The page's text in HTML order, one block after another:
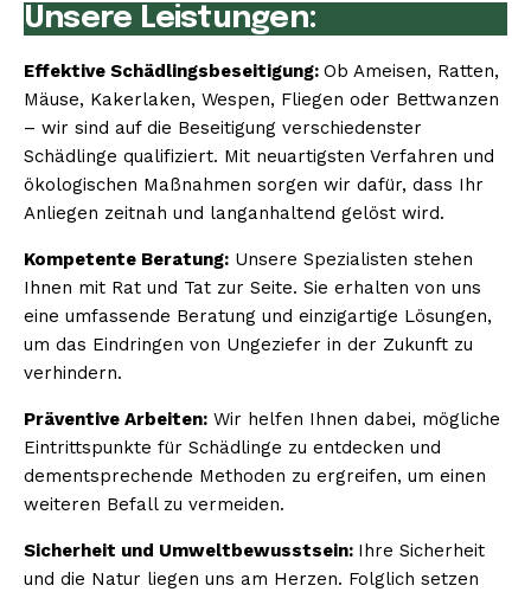
Unsere Leistungen:
Effektive Schädlingsbeseitigung: Ob Ameisen, Ratten,
Mäuse, Kakerlaken, Wespen, Fliegen oder Bettwanzen
– wir sind auf die Beseitigung verschiedenster
Schädlinge qualifiziert. Mit neuartigsten Verfahren und
ökologischen Maßnahmen sorgen wir dafür, dass Ihr
Anliegen zeitnah und langanhaltend gelöst wird.
Kompetente Beratung: Unsere Spezialisten stehen
Ihnen mit Rat und Tat zur Seite. Sie erhalten von uns
eine umfassende Beratung und einzigartige Lösungen,
um das Eindringen von Ungeziefer in der Zukunft zu
verhindern.
Präventive Arbeiten: Wir helfen Ihnen dabei, mögliche
Eintrittspunkte für Schädlinge zu entdecken und
dementsprechende Methoden zu ergreifen, um einen
weiteren Befall zu vermeiden.
Sicherheit und Umweltbewusstsein: Ihre Sicherheit
und die Natur liegen uns am Herzen. Folglich setzen